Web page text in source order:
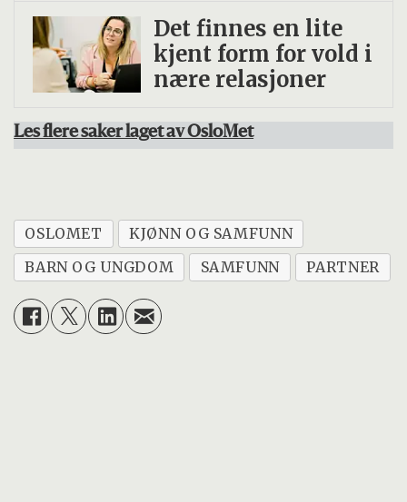
Det finnes en lite
kjent form for vold i
nære relasjoner
Les flere saker laget av OsloMet
OSLOMET
KJØNN OG SAMFUNN
BARN OG UNGDOM
SAMFUNN PARTNER